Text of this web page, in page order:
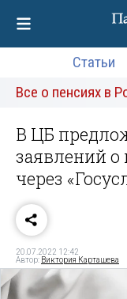
Статьи
Все о пенсиях в
В ЦБ
заявлений
через
20.07.2022 12:42
Автор: Виктория Карташева